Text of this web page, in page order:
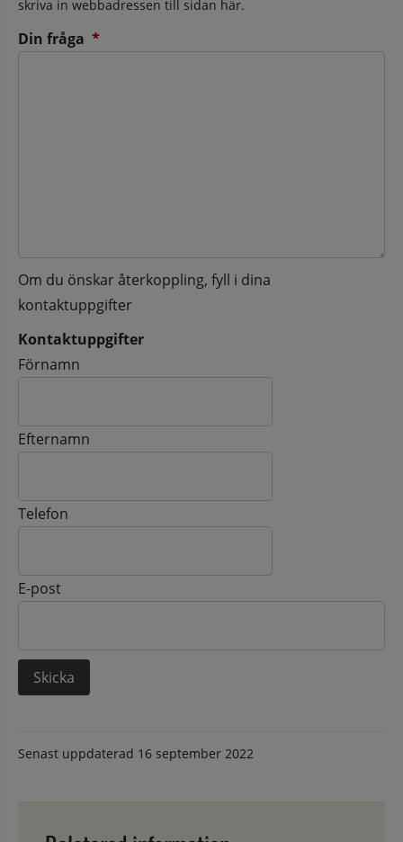
skriva in webbadressen till sidan här.
Din fråga *
Om du önskar återkoppling, fyll i dina
kontaktuppgifter
Kontaktuppgifter
Kontaktuppgifter
Förnamn
Efternamn
Telefon
E-post
Senast uppdaterad 16 september 2022